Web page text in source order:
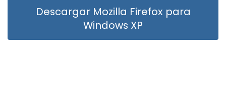
Descargar Mozilla Firefox para
Windows XP